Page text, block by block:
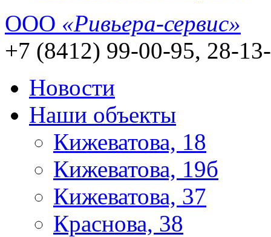
ООО «Ривьера-сервис»
+7 (8412) 99-00-95, 28-
Новости
Наши объекты
Кижеватова, 18
Кижеватова, 19б
Кижеватова, 37
Краснова, 38